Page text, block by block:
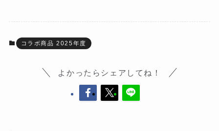
コラボ商品 2025年度
よかったらシェアしてね！